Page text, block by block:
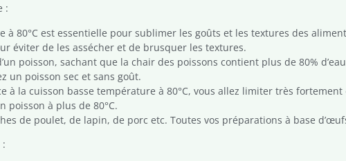
:
à 80°C est essentielle pour sublimer les goûts et les textures des
éviter de les assécher et de brusquer les textures.
poisson, sachant que la chair des poissons contient plus de 80%
un poisson sec et sans goût.
à la cuisson basse température à 80°C, vous allez limiter très
poisson à plus de 80°C.
de poulet, de lapin, de porc etc. Toutes vos préparations à base